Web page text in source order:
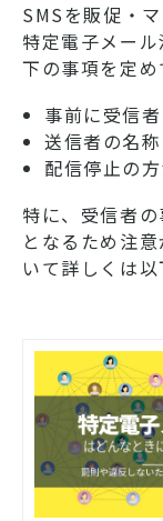
SMSを販促・
特定電子メー
下の事項を定め
事前に受信
送信者の名
配信停止の
特に、受信者
となるため注
いて詳しくは以